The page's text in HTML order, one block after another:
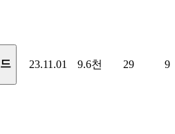
23.11.01 9.6천 29 9